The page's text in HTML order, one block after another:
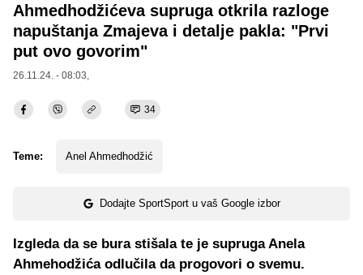
Ahmedhodžićeva supruga otkrila razloge
napuštanja Zmajeva i detalje pakla: "Prvi
put ovo govorim"
26.11.24. - 08:03,
34
Teme: Anel Ahmedhodžić
Dodajte SportSport u vaš Google izbor
Izgleda da se bura stišala te je supruga Anela
Ahmehodžića odlučila da progovori o svemu.